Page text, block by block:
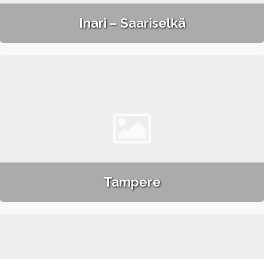
Inari – Saariselkä
Tampere